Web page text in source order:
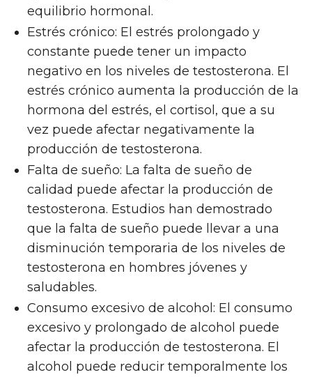
equilibrio hormonal.
Estrés crónico: El estrés prolongado y
constante puede tener un impacto
negativo en los niveles de testosterona. El
estrés crónico aumenta la producción de la
hormona del estrés, el cortisol, que a su
vez puede afectar negativamente la
producción de testosterona.
Falta de sueño: La falta de sueño de
calidad puede afectar la producción de
testosterona. Estudios han demostrado
que la falta de sueño puede llevar a una
disminución temporaria de los niveles de
testosterona en hombres jóvenes y
saludables.
Consumo excesivo de alcohol: El consumo
excesivo y prolongado de alcohol puede
afectar la producción de testosterona. El
alcohol puede reducir temporalmente los